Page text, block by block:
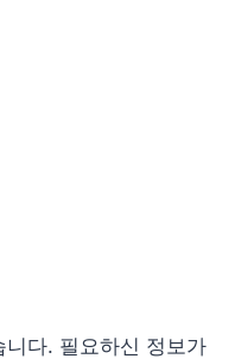
다. 필요하신 정보가